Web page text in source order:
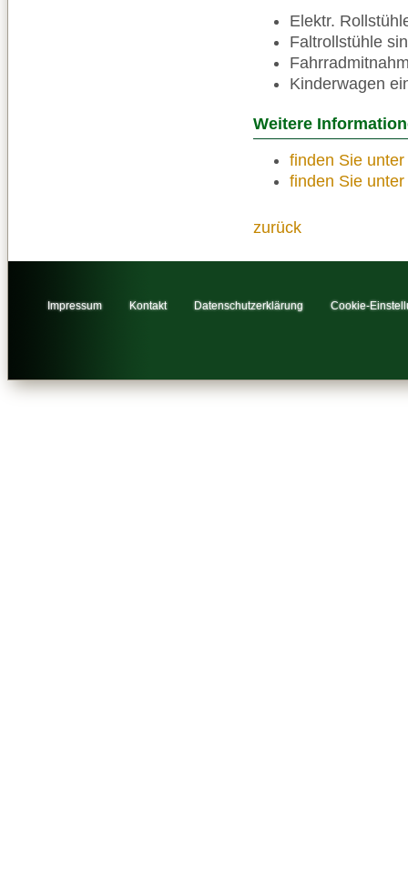
Elektr.
Faltrollstühle
Kinderwagen
Weitere
finden Sie
finden Sie
zurück
Impressum Kontakt Datenschutzerklärung Cookie-